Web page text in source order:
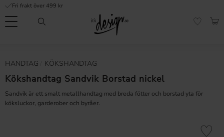
Meny
Fri frakt över 499 kr
HANDTAG KÖKSHANDTAG
Kökshandtag Sandvik Borstad nickel
Sandvik är ett smalt metallhandtag med breda fötter och borstad yta för
köksluckor, garderober och byråer.
Lägg till
Vanliga frågor
Inspiration & Tips
It's
Design